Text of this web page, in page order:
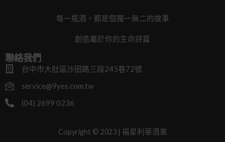
每一瓶酒，都是個獨一無二的故事
創造屬於你的生命詩篇
聯絡我們
台中市大肚區沙田路三段245巷72號
service@9yes.com.tw
(04) 2699 0236
Copyright © 2023 | 福星利華酒業